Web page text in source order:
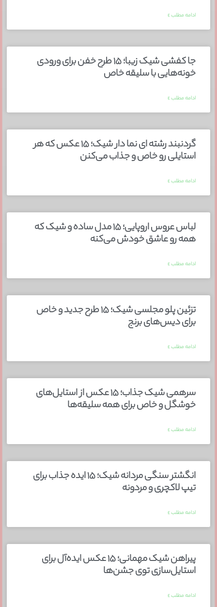
ادامه مطلب »
جا کفشی شیک زیبا؛ ۱۵ طرح خفن برای ورودی
خونه‌هایی با سلیقه خاص
ادامه مطلب »
گردنبند رشته ای نما دار شیک؛ ۱۵ عکس که هر
استایلی رو خاص و جذاب می‌کنن
ادامه مطلب »
لباس عروس اروپایی؛ ۱۵ مدل ساده و شیک که
همه رو عاشق خودش می‌کنه
ادامه مطلب »
تزئین پلو مجلسی شیک؛ ۱۵ طرح جدید و خاص
برای دیس‌های برنج
ادامه مطلب »
سرهمی شیک جذاب؛ ۱۵ عکس از استایل‌های
خوشگل و خاص برای همه سلیقه‌ها
ادامه مطلب »
انگشتر سنگی مردانه شیک؛ ۱۵ ایده جذاب برای
تیپ لاکچری و مردونه
ادامه مطلب »
پیراهن شیک مهمانی؛ ۱۵ عکس ایده‌آل برای
استایل‌سازی توی جشن‌ها
ادامه مطلب »